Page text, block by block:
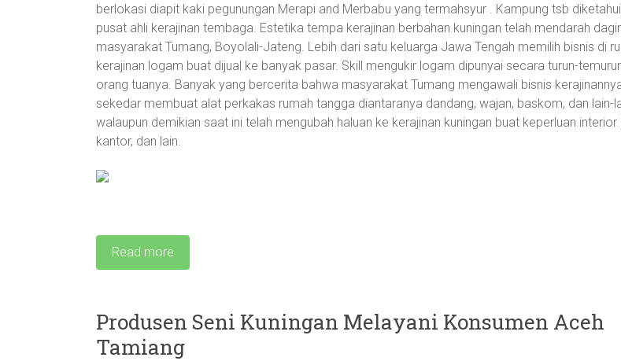
berlokasi diapit kaki pegunungan Merapi and Merbabu yang termahsyur . Kampung tsb
pusat ahli kerajinan tembaga. Estetika tempa kerajinan berbahan kuningan telah mendarah
masyarakat Tumang, Boyolali-Jateng. Lebih dari satu keluarga Jawa Tengah memilih bisnis di
kerajinan logam buat dijual ke banyak pasar. Skill mengukir logam dipunyai secara turun-
orang tuanya. Banyak yang bercerita bahwa masyarakat Tumang mengawali bisnis
sekedar membuat alat perkakas rumah tangga diantaranya dandang, wajan, baskom, dan lain-
walaupun demikian saat ini telah mengubah haluan ke kerajinan kuningan buat keperluan interior
kantor, dan lain.
Read more
Produsen Seni Kuningan Melayani Konsumen Aceh
Tamiang